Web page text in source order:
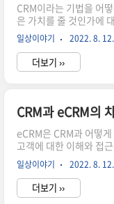
CRM이라는 기법을 어
은 가치를 줄 것인가에
전략이다. 이를 실행하
실행으로 요약될 수 있
첫 단계는 환경 분석이
객으로부터 환영받는 것
경으로는 자사의 현재
을 대상으로 누가 알짜
며, 알짜고객은 어떤 특
일상이야기 2022. 8. 12.
더보기 ››
CRM과 eCRM의
eCRM은 CRM과 어떻
고객에 대한 이해와 접
정보의 획득과 커뮤니케
eCRM eCRM은 e-비즈
다. 따라서, 기존의 오프
이터를 수집하고, 고객
일상이야기 2022. 8. 12.
더보기 ››